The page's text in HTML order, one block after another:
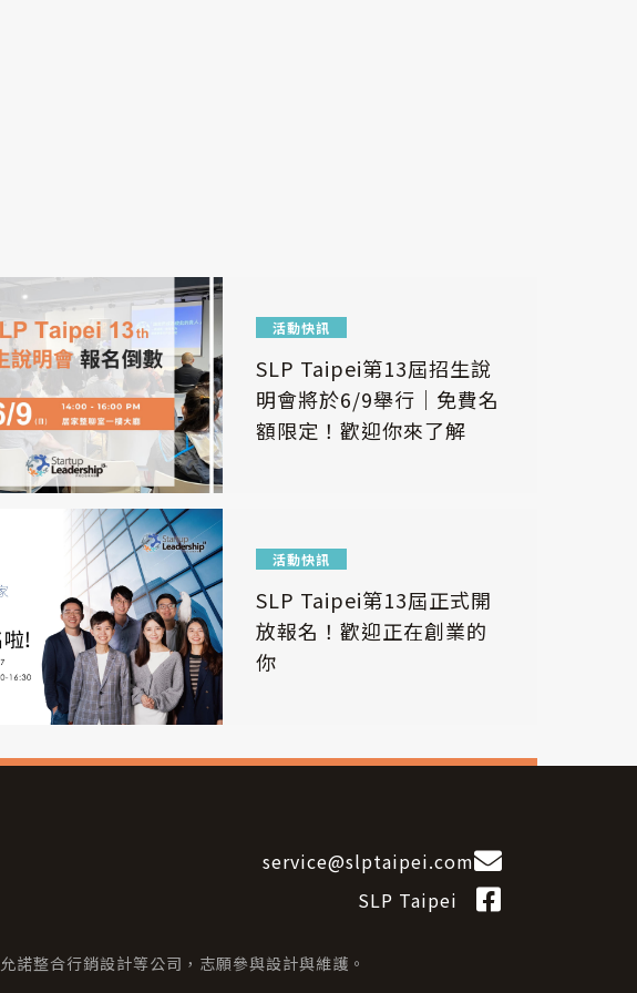
活動快訊
SLP Taipei第13屆招生說
明會將於6/9舉行｜免費名
額限定！歡迎你來了解
活動快訊
SLP Taipei第13屆正式開
放報名！歡迎正在創業的
你
service@slptaipei.com
SLP Taipei
允諾整合行銷設計等公司，志願參與設計與維護。